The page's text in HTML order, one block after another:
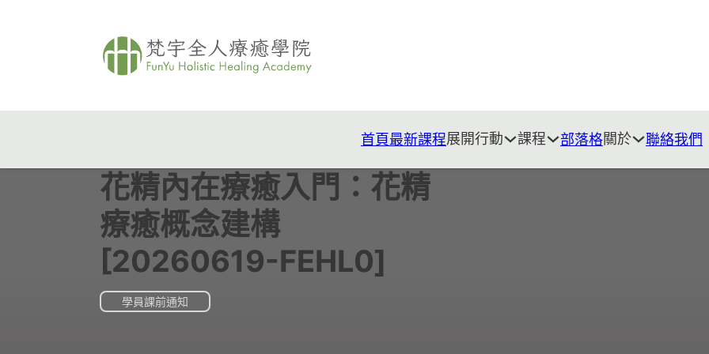
首頁最新課程展開行動 課程 部落格關於 聯絡我們
花精內在療癒入門：花精
療癒概念建構
[20260619-FEHL0]
學員課前通知